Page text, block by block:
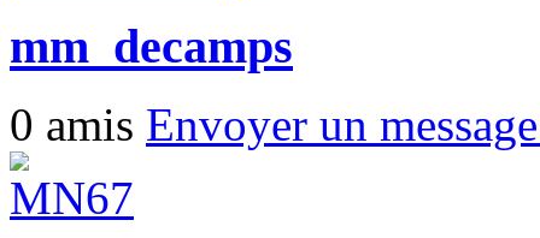
mm_decamps
0 amis Envoyer un